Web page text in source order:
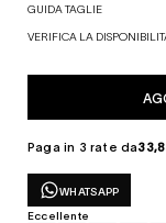
GUIDA TAGLIE
VERIFICA LA
Paga in 3 rate da
WHATSAPP
Eccellente